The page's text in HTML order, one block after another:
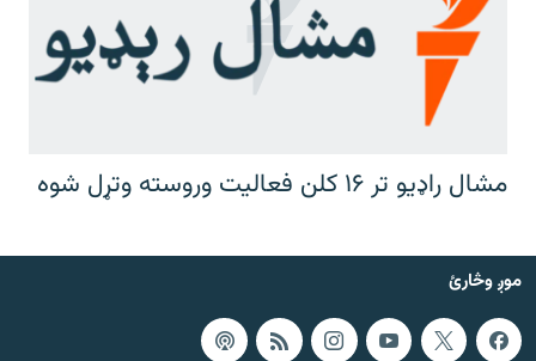
مشال راډیو تر ۱۶ کلن فعالیت وروسته وتړل شوه
موږ وڅارئ